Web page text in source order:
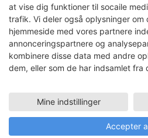
og finde nye måder at
kobbertrykket på.
LÆS MERE
Astrid Sonne: The
LÆS MERE
at vise dig funktioner til socaile
trafik. Vi deler også oplysninger om
hjemmeside med vores partnere
annonceringspartnere og
kombinere disse data med andre
dem, eller som de har indsamlet fra
Mine indstillinger
Accepter